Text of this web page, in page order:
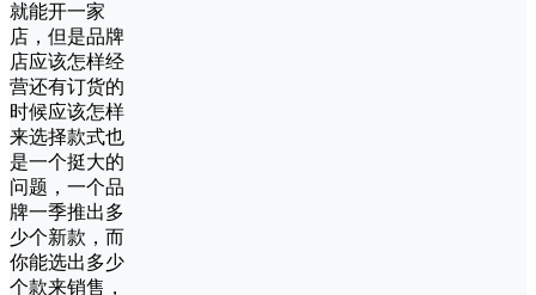
就能开一家
店，但是品牌
店应该怎样经
营还有订货的
时候应该怎样
来选择款式也
是一个挺大的
问题，一个品
牌一季推出多
少个新款，而
你能选出多少
个款来销售，